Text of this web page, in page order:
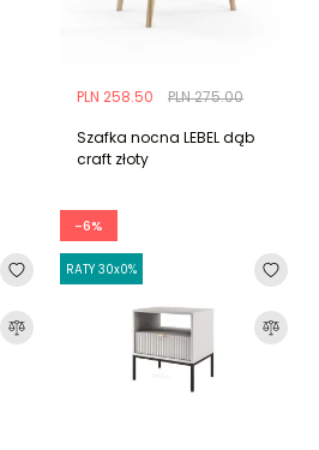
PLN 275.00
PLN 258.50
Szafka nocna LEBEL dąb
craft złoty
-6%
RATY 30x0%